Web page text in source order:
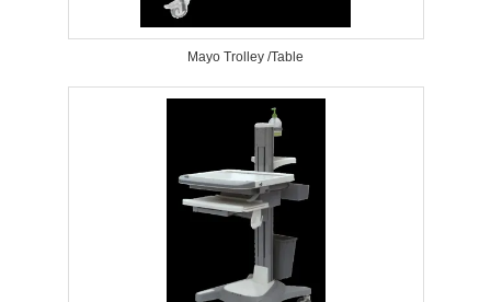
Mayo Trolley /Table